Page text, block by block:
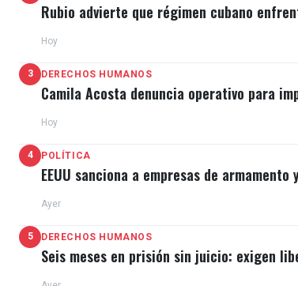
Rubio advierte que régimen cubano
Hoy
3 DERECHOS HUMANOS
Camila Acosta denuncia operativo para
Hoy
4 POLÍTICA
EEUU sanciona a empresas de
Ayer
5 DERECHOS HUMANOS
Seis meses en prisión sin juicio: exigen